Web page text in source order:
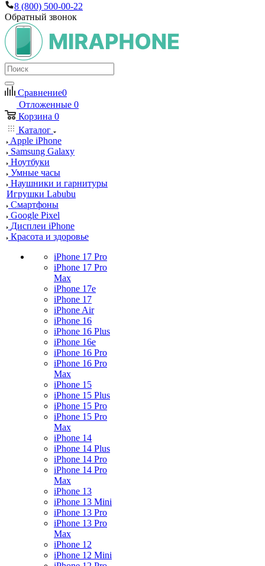
8 (800) 500-00-22
Обратный звонок
Сравнение0
Отложенные 0
Корзина 0
Каталог
Apple iPhone
Samsung Galaxy
Ноутбуки
Умные часы
Наушники и гарнитуры
Игрушки Labubu
Смартфоны
Google Pixel
Дисплеи iPhone
Красота и здоровье
iPhone 17 Pro
iPhone 17 Pro
Max
iPhone 17e
iPhone 17
iPhone Air
iPhone 16
iPhone 16 Plus
iPhone 16e
iPhone 16 Pro
iPhone 16 Pro
Max
iPhone 15
iPhone 15 Plus
iPhone 15 Pro
iPhone 15 Pro
Max
iPhone 14
iPhone 14 Plus
iPhone 14 Pro
iPhone 14 Pro
Max
iPhone 13
iPhone 13 Mini
iPhone 13 Pro
iPhone 13 Pro
Max
iPhone 12
iPhone 12 Mini